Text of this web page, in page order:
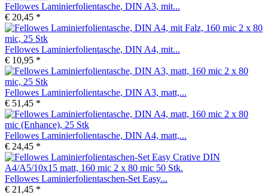
Fellowes Laminierfolientasche, DIN A3, mit...
€ 20,45 *
Fellowes Laminierfolientasche, DIN A4, mit...
€ 10,95 *
Fellowes Laminierfolientasche, DIN A3, matt,...
€ 51,45 *
Fellowes Laminierfolientasche, DIN A4, matt,...
€ 24,45 *
Fellowes Laminierfolientaschen-Set Easy...
€ 21,45 *